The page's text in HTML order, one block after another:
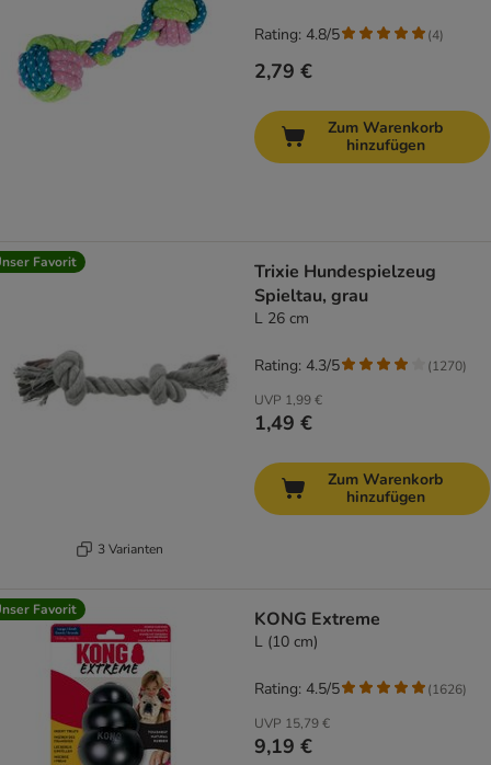
2,79 €
Rating: 4.8/5 (4)
Zum Warenkorb
hinzufügen
Favorit
3 Varianten
Trixie Hundespielzeug
Spieltau, grau
L 26 cm
UVP 1,99 €
1,49 €
Rating: 4.3/5 (1270)
Zum Warenkorb
hinzufügen
Favorit KONG Extreme
L (10 cm)
UVP 15,79 €
9,19 €
Rating: 4.5/5 (1626)